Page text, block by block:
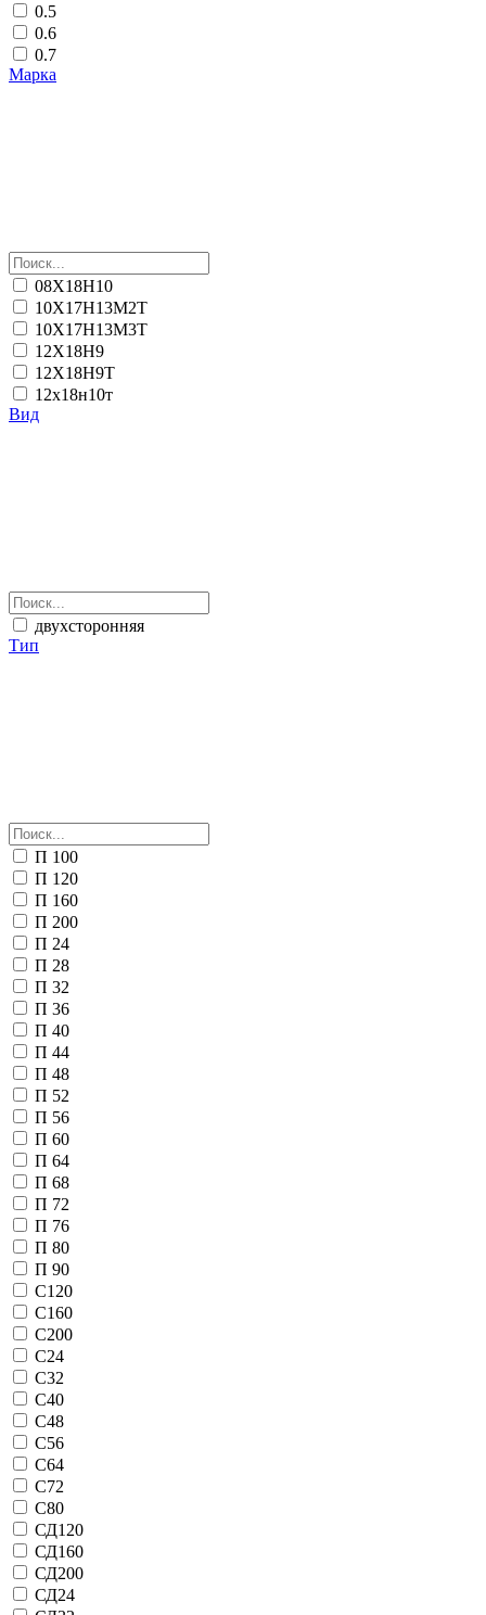
0.5
0.6
0.7
Марка
08Х18Н10
10Х17Н13М2Т
10Х17Н13М3Т
12Х18Н9
12Х18Н9Т
12х18н10т
Вид
двухсторонняя
Тип
П 100
П 120
П 160
П 200
П 24
П 28
П 32
П 36
П 40
П 44
П 48
П 52
П 56
П 60
П 64
П 68
П 72
П 76
П 80
П 90
С120
С160
С200
С24
С32
С40
С48
С56
С64
С72
С80
СД120
СД160
СД200
СД24